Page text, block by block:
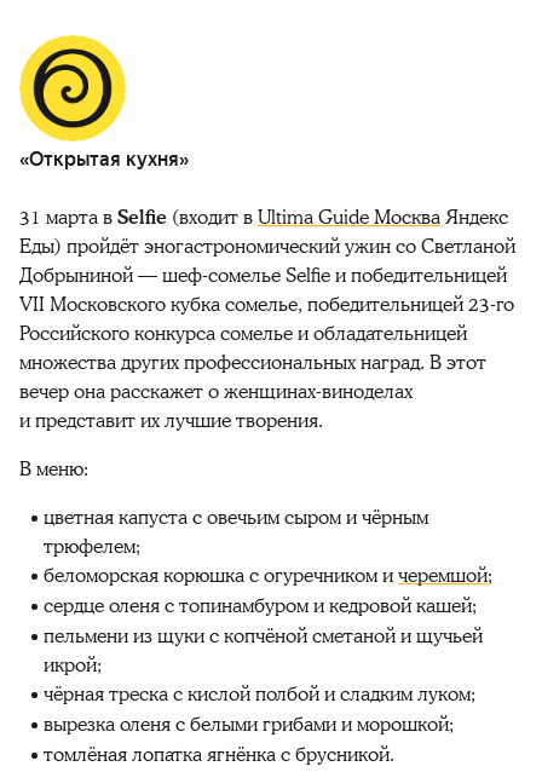
«Открытая кухня»
31 марта вSelfie (входит вUltima Guide МоскваЯндекс
Еды) пройдёт эногастрономический ужин со Светланой
Добрыниной — шеф-сомелье Selfie и победительницей
VII Московского кубка сомелье, победительницей 23-го
Российского конкурса сомелье и обладательницей
множества других профессиональных наград. В этот
вечер она расскажет о женщинах-виноделах
и представит их лучшие творения.
В меню:
цветная капуста с овечьим сыром и чёрным
трюфелем;
беломорская корюшка с огуречником ичеремшой;
сердце оленя с топинамбуром и кедровой кашей;
пельмени из щуки с копчёной сметаной и щучьей
икрой;
чёрная треска с кислой полбой и сладким луком;
вырезка оленя с белыми грибами и морошкой;
томлёная лопатка ягнёнка с брусникой.